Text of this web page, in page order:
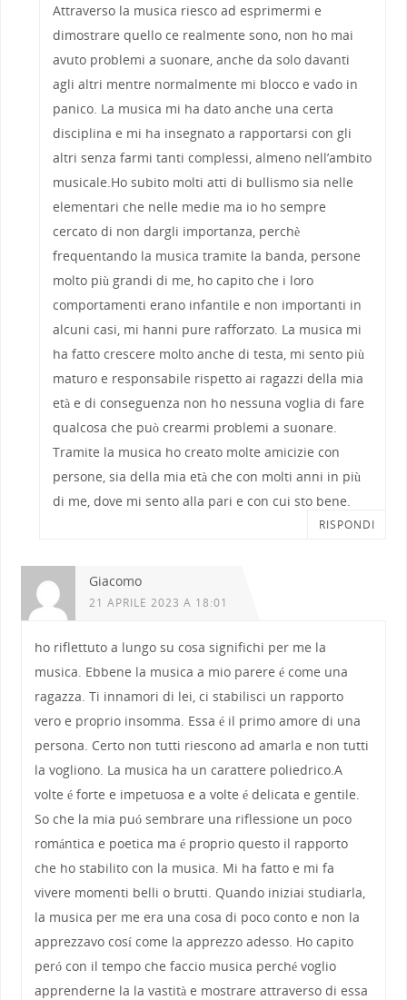
Attraverso la musica riesco ad esprimermi e
dimostrare quello ce realmente sono, non ho mai
avuto problemi a suonare, anche da solo davanti
agli altri mentre normalmente mi blocco e vado in
panico. La musica mi ha dato anche una certa
disciplina e mi ha insegnato a rapportarsi con gli
altri senza farmi tanti complessi, almeno nell’ambito
musicale.Ho subito molti atti di bullismo sia nelle
elementari che nelle medie ma io ho sempre
cercato di non dargli importanza, perchè
frequentando la musica tramite la banda, persone
molto più grandi di me, ho capito che i loro
comportamenti erano infantile e non importanti in
alcuni casi, mi hanni pure rafforzato. La musica mi
ha fatto crescere molto anche di testa, mi sento più
maturo e responsabile rispetto ai ragazzi della mia
età e di conseguenza non ho nessuna voglia di fare
qualcosa che può crearmi problemi a suonare.
Tramite la musica ho creato molte amicizie con
persone, sia della mia età che con molti anni in più
di me, dove mi sento alla pari e con cui sto bene.
RISPONDI
Giacomo
21 APRILE 2023 A 18:01
ho riflettuto a lungo su cosa significhi per me la
musica. Ebbene la musica a mio parere é come una
ragazza. Ti innamori di lei, ci stabilisci un rapporto
vero e proprio insomma. Essa é il primo amore di una
persona. Certo non tutti riescono ad amarla e non tutti
la vogliono. La musica ha un carattere poliedrico.A
volte é forte e impetuosa e a volte é delicata e gentile.
So che la mia puó sembrare una riflessione un poco
romántica e poetica ma é proprio questo il rapporto
che ho stabilito con la musica. Mi ha fatto e mi fa
vivere momenti belli o brutti. Quando iniziai studiarla,
la musica per me era una cosa di poco conto e non la
apprezzavo cosí come la apprezzo adesso. Ho capito
peró con il tempo che faccio musica perché voglio
apprenderne la la vastità e mostrare attraverso di essa